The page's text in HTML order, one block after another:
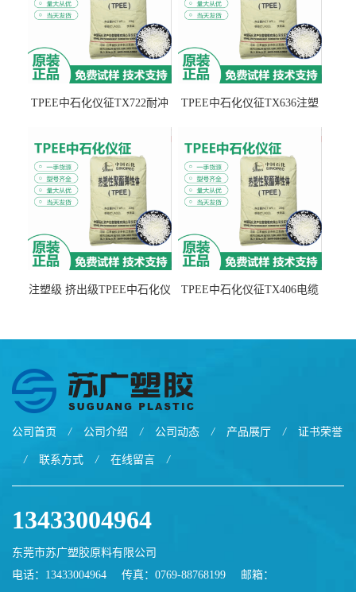
TPEE中石化仪征TX722耐冲
TPEE中石化仪征TX636注塑
注塑级 挤出级TPEE中石化仪
TPEE中石化仪征TX406电缆
公司首页 / 公司介绍 / 公司动态 / 产品展厅 / 证书荣誉
/ 联系方式 / 在线留言 /
13433004964
东莞市苏广塑胶原料有限公司
电话：13433004964
传真：0769-88768199
邮箱：